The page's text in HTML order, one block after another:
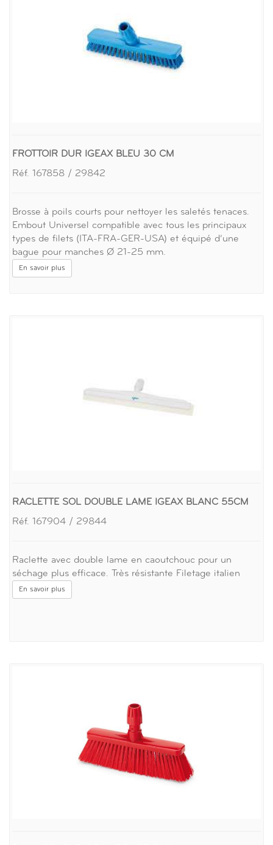
FROTTOIR DUR IGEAX BLEU 30 CM
Réf. 167858 / 29842
Brosse à poils courts pour nettoyer les saletés tenaces.
Embout Universel compatible avec tous les principaux
types de filets (ITA-FRA-GER-USA) et équipé d’une
bague pour manches Ø 21-25 mm.
En savoir plus
RACLETTE SOL DOUBLE LAME IGEAX BLANC 55CM
Réf. 167904 / 29844
Raclette avec double lame en caoutchouc pour un
séchage plus efficace. Très résistante Filetage italien
En savoir plus